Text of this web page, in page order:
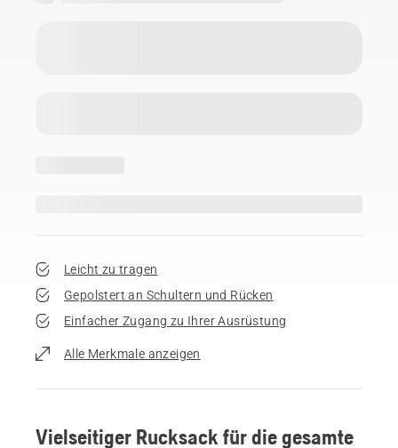
Leicht zu tragen
Gepolstert an Schultern und Rücken
Einfacher Zugang zu Ihrer Ausrüstung
Alle Merkmale anzeigen
Vielseitiger Rucksack für die gesamte